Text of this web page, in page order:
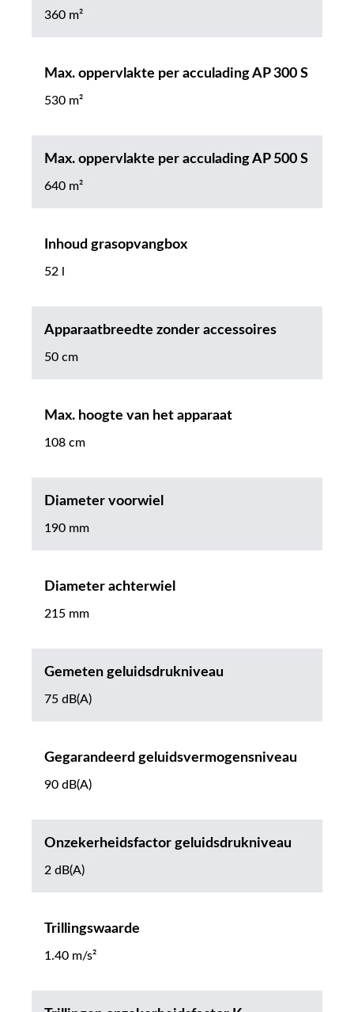
360 m²
Max. oppervlakte per acculading AP 300 S
530 m²
Max. oppervlakte per acculading AP 500 S
640 m²
Inhoud grasopvangbox
52 l
Apparaatbreedte zonder accessoires
50 cm
Max. hoogte van het apparaat
108 cm
Diameter voorwiel
190 mm
Diameter achterwiel
215 mm
Gemeten geluidsdrukniveau
75 dB(A)
Gegarandeerd geluidsvermogensniveau
90 dB(A)
Onzekerheidsfactor geluidsdrukniveau
2 dB(A)
Trillingswaarde
1.40 m/s²